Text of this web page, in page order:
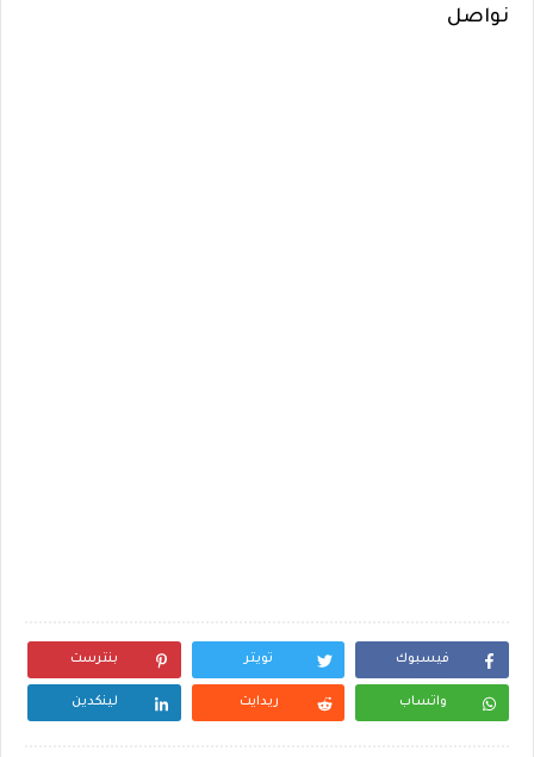
نواصل
فيسبوك تويتر بنترست
واتساب ريدايت لينكدين